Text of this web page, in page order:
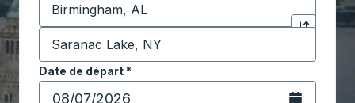
Commencez à saisir la ville d'origine pour ouvrir
Cliquez
Destination*
Commencez à saisir la ville de destination pour
Date de départ*
Tapez la date au format date Barre oblique du mois à
Ouvrez le